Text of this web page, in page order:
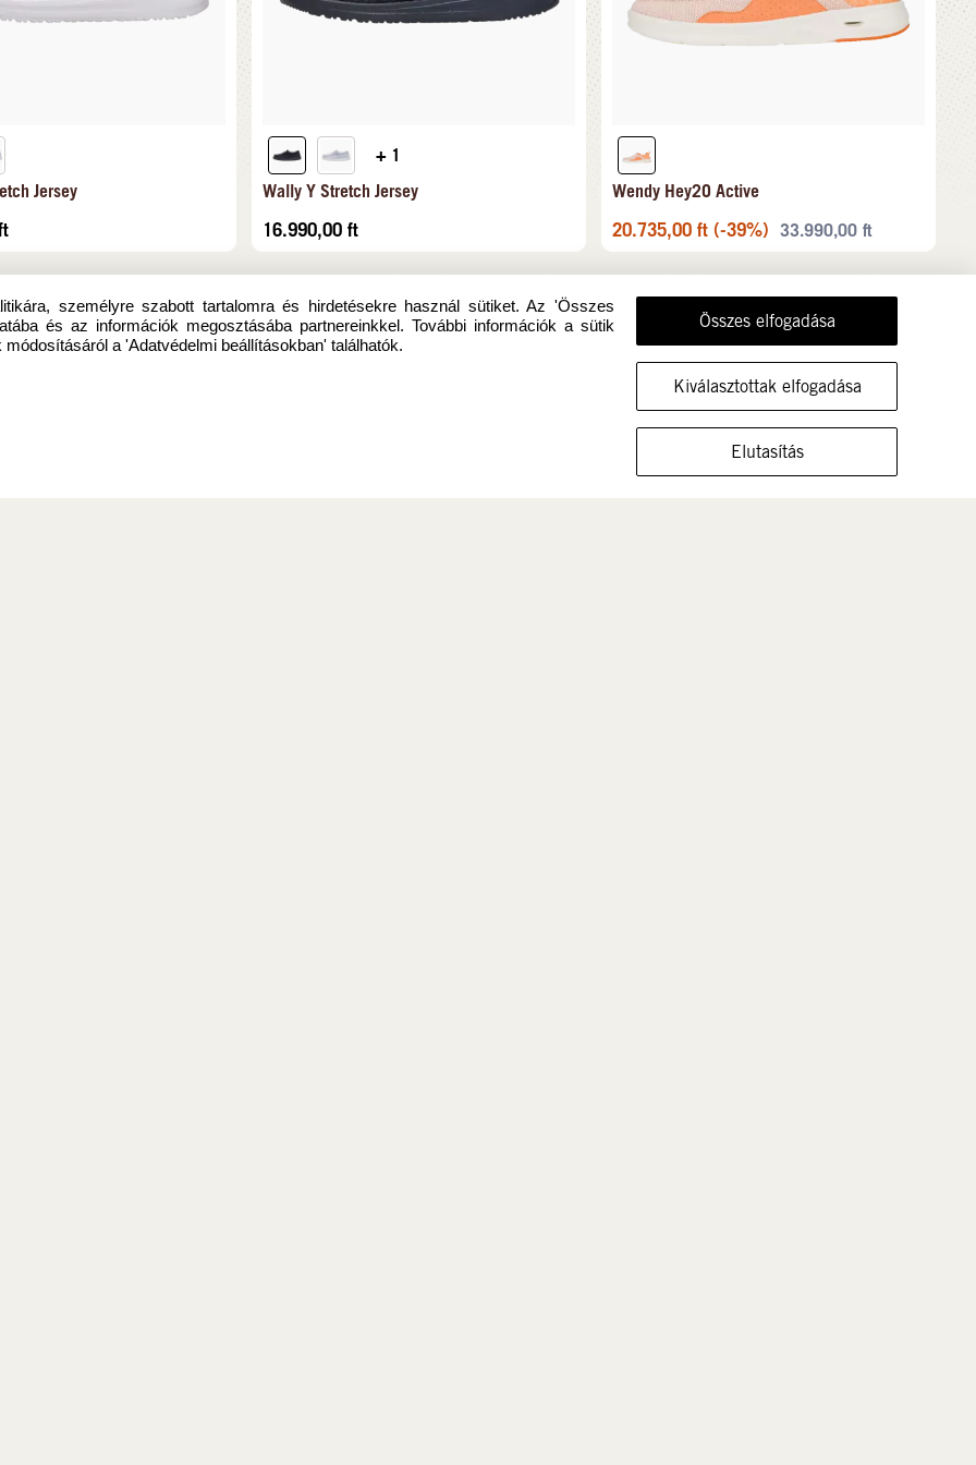
MUTASSA A CIPŐT EBBEN A MÉRETBEN
Jersey
+ 1
Wally Y Stretch Jersey
16.990,00 ft
Wendy Hey2O Active
20.735,00 ft (-39%) 33.990,00 ft
személyre szabott tartalomra és hirdetésekre használ sütiket. Az 'Összes
és az információk megosztásába partnereinkkel. További információk a sütik
a 'Adatvédelmi beállításokban' találhatók.
Összes elfogadása
Kiválasztottak elfogadása
Elutasítás